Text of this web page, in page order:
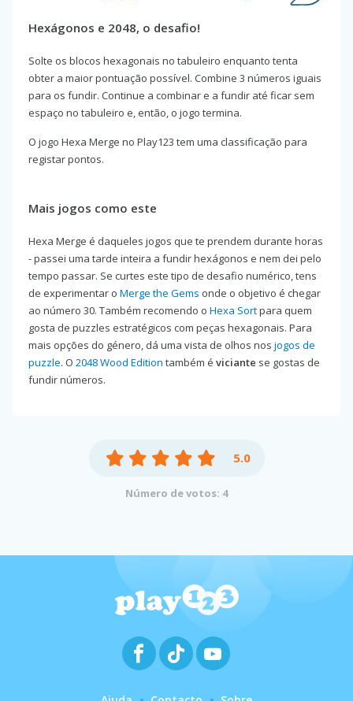
Hexágonos e 2048, o desafio!
Solte os blocos hexagonais no tabuleiro enquanto tenta
obter a maior pontuação possível. Combine 3 números iguais
para os fundir. Continue a combinar e a fundir até ficar sem
espaço no tabuleiro e, então, o jogo termina.
O jogo Hexa Merge no Play123 tem uma classificação para
registar pontos.
Mais jogos como este
Hexa Merge é daqueles jogos que te prendem durante horas
- passei uma tarde inteira a fundir hexágonos e nem dei pelo
tempo passar. Se curtes este tipo de desafio numérico, tens
de experimentar o Merge the Gems onde o objetivo é chegar
ao número 30. Também recomendo o Hexa Sortpara quem
gosta de puzzles estratégicos com peças hexagonais. Para
mais opções do género, dá uma vista de olhos nos jogos de
puzzle. O 2048 Wood Edition também é viciante se gostas de
fundir números.
5.0
Número de votos: 4